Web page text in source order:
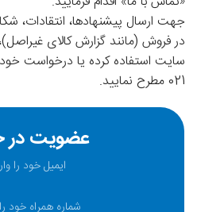
جهت ارسال پیشنهادها، انتقادات،
در فروش (مانند گزارش کالای غیراصل)،
021 مطرح نمایید.
عضویت در